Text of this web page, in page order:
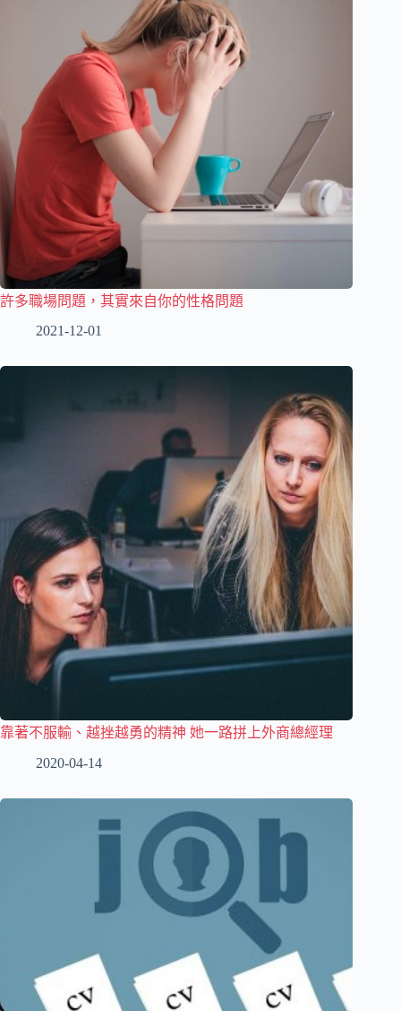
許多職場問題，其實來自你的性格問題
2021-12-01
靠著不服輸、越挫越勇的精神 她一路拼上外商總經理
2020-04-14